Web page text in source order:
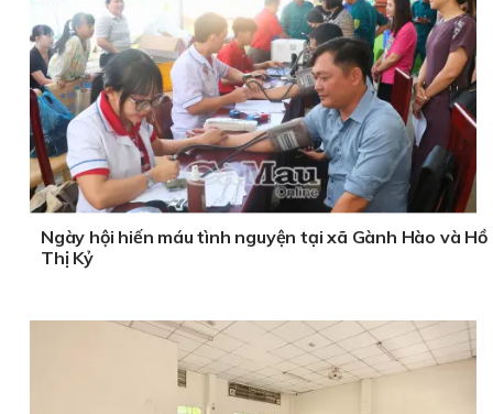
Ngày hội hiến máu tình nguyện tại xã Gành Hào và Hồ
Thị Kỷ